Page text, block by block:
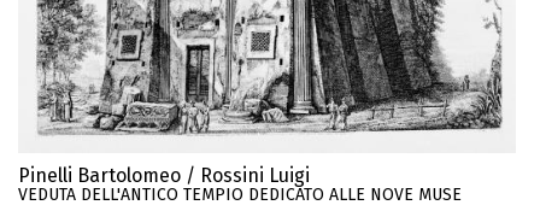
Pinelli Bartolomeo / Rossini Luigi
VEDUTA DELL'ANTICO TEMPIO DEDICATO ALLE NOVE MUSE